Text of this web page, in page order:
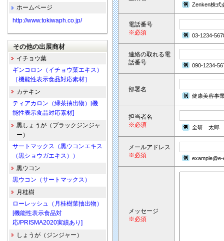
Zenken株式
電話番号
※必須
03-1234-
連絡の取れる電
話番号
090-1234-
部署名
健康美容事
担当者名
※必須
全研 太郎
メールアドレス
※必須
メッセージ
※必須
ホームページ
http://www.tokiwaph.co.jp/
その他の出展商材
イチョウ葉
ギンコロン（イチョウ葉エキス）
［機能性表示食品対応素材］
カテキン
ティアカロン（緑茶抽出物）[機
能性表示食品対応素材]
黒しょうが（ブラックジンジャ
ー）
サートマックス（黒ウコンエキス
（黒ショウガエキス））
黒ウコン
黒ウコン（サートマックス）
月桂樹
ローレッシュ（月桂樹葉抽出物）
[機能性表示食品対
応/PRISMA2020実績あり]
しょうが（ジンジャー）